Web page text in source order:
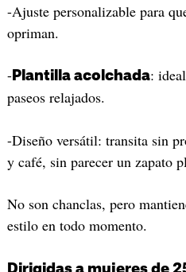
-Ajuste personalizable para
opriman.
-Plantilla acolchada:
paseos relajados.
-Diseño versátil: transita sin
y café, sin parecer un zapato
No son chanclas, pero
estilo en todo momento.
Dirigidas a mujeres de